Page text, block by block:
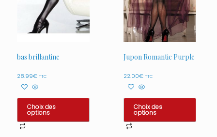
bas brillantine
28.99€ TTC
Choix des
options
Jupon Romantic Purple
22.00€ TTC
Choix des
options